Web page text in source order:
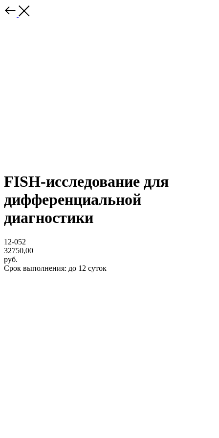
FISH-исследование для
дифференциальной
диагностики
12-052
32750,00
руб.
Срок выполнения: до 12 суток